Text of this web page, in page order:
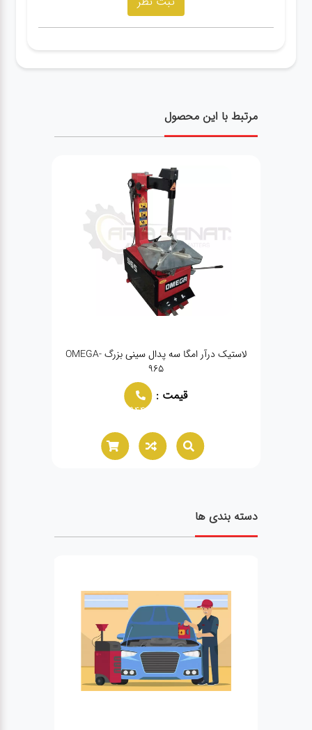
مرتبط با این محصول
لاستیک درآر امگا سه پدال سینی بزرگ OMEGA-
965
قیمت :
02166021944
دسته بندی ها